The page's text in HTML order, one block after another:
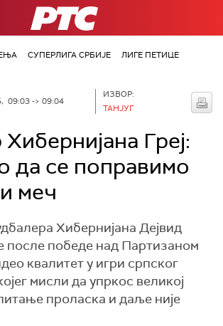
РТС
СУПЕРЛИГА СРБИЈЕ
ЛИГЕ ПЕТИЦЕ
09:03 -> 09:04
ИЗВОР:
ТАНЈУГ
Греј:
да се поправимо
меч
Хибернијана Дејвид
после победе над Партизаном
квалитет у игри српског
мисли да упркос великој
проласка и даље није